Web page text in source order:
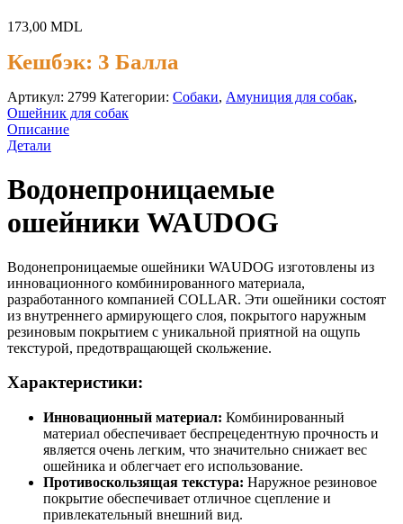
173,00 MDL
Кешбэк: 3 Балла
Артикул: 2799 Категории: Cобаки, Амуниция для собак,
Ошейник для собак
Описание
Детали
Водонепроницаемые
ошейники WAUDOG
Водонепроницаемые ошейники WAUDOG изготовлены из
инновационного комбинированного материала,
разработанного компанией COLLAR. Эти ошейники состоят
из внутреннего армирующего слоя, покрытого наружным
резиновым покрытием с уникальной приятной на ощупь
текстурой, предотвращающей скольжение.
Характеристики:
Инновационный материал: Комбинированный
материал обеспечивает беспрецедентную прочность и
является очень легким, что значительно снижает вес
ошейника и облегчает его использование.
Противоскользящая текстура: Наружное резиновое
покрытие обеспечивает отличное сцепление и
привлекательный внешний вид.